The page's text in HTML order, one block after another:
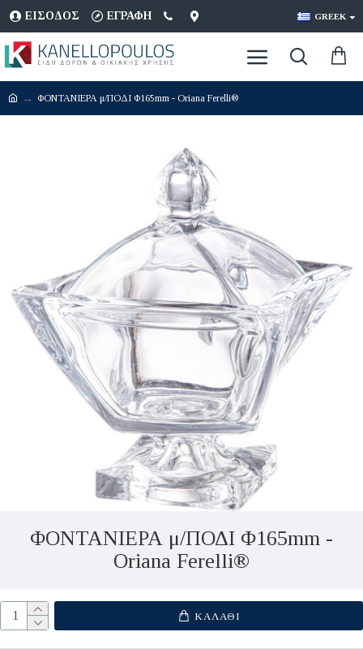
ΕΊΣΟΔΟΣ ΕΓΡΑΦΉ GREEK
ΦΟΝΤΑΝΙΕΡΑ μ/ΠΟΔΙ Φ165mm - Oriana Ferelli®
ΦΟΝΤΑΝΙΕΡΑ μ/ΠΟΔΙ Φ165mm -
Oriana Ferelli®
ΚΑΛΆΘΙ